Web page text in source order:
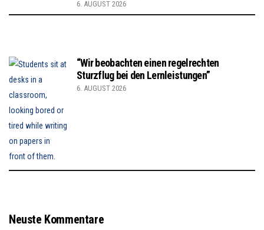
6. AUGUST 2026
“Wir beobachten einen regelrechten
Sturzflug bei den Lernleistungen”
6. AUGUST 2026
Neuste Kommentare